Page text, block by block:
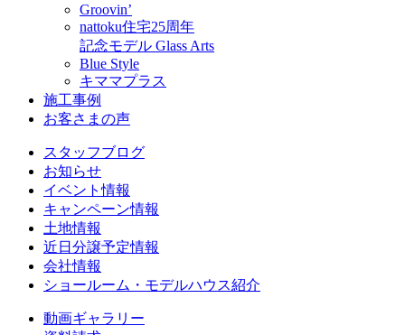
Groovin’
nattoku住宅25周年
記念モデル Glass Arts
Blue Style
キママプラス
施工事例
お客さまの声
スタッフブログ
お知らせ
イベント情報
キャンペーン情報
土地情報
近日分譲予定情報
会社情報
ショールーム・モデルハウス紹介
動画ギャラリー